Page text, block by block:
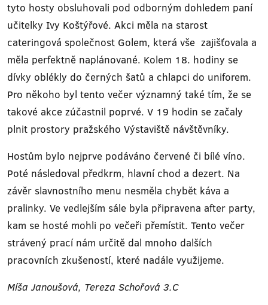
tyto hosty obsluhovali pod odborným dohledem paní
učitelky Ivy Koštýřové. Akci měla na starost
cateringová společnost Golem, která vše zajišťovala a
měla perfektně naplánované. Kolem 18. hodiny se
dívky oblékly do černých šatů a chlapci do uniforem.
Pro někoho byl tento večer významný také tím, že se
takové akce zúčastnil poprvé. V 19 hodin se začaly
plnit prostory pražského Výstaviště návštěvníky.
Hostům bylo nejprve podáváno červené či bílé víno.
Poté následoval předkrm, hlavní chod a dezert. Na
závěr slavnostního menu nesměla chybět káva a
pralinky. Ve vedlejším sále byla připravena after party,
kam se hosté mohli po večeři přemístit. Tento večer
strávený prací nám určitě dal mnoho dalších
pracovních zkušeností, které nadále využijeme.
Míša Janoušová, Tereza Schořová 3.C